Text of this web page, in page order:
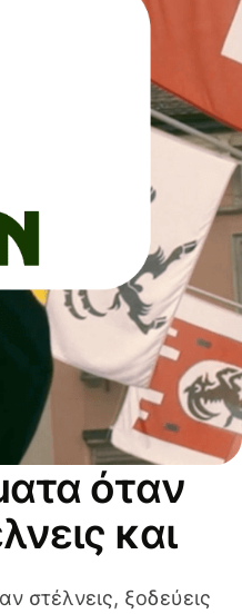
όταν
και
στέλνεις, ξοδεύεις